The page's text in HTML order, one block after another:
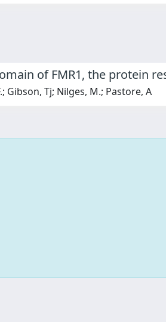
of FMR1, the protein
Gibson, Tj; Nilges, M.; Pastore, A